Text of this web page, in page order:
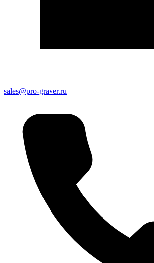
sales@pro-graver.ru